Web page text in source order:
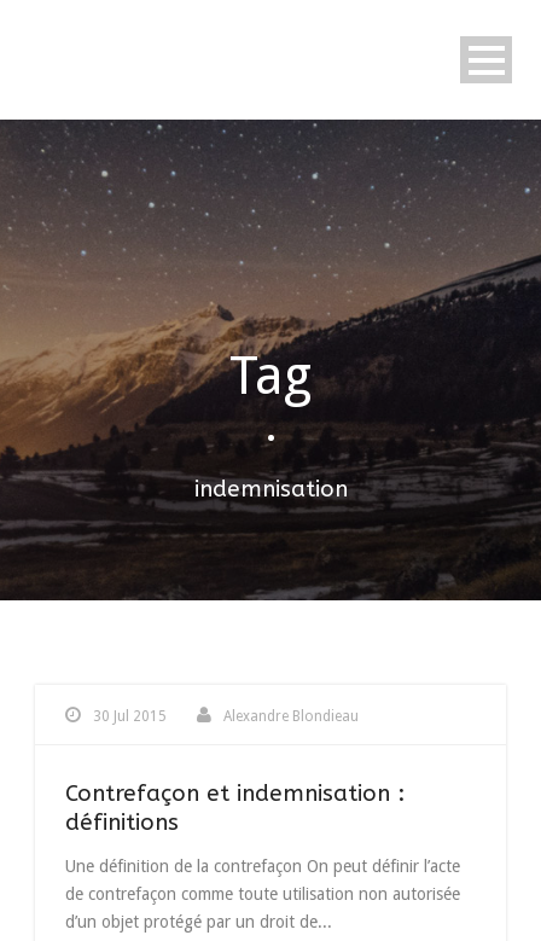
Tag
•
indemnisation
30 Jul 2015 Alexandre Blondieau
Contrefaçon et indemnisation :
définitions
Une définition de la contrefaçon On peut définir l’acte
de contrefaçon comme toute utilisation non autorisée
d’un objet protégé par un droit de...